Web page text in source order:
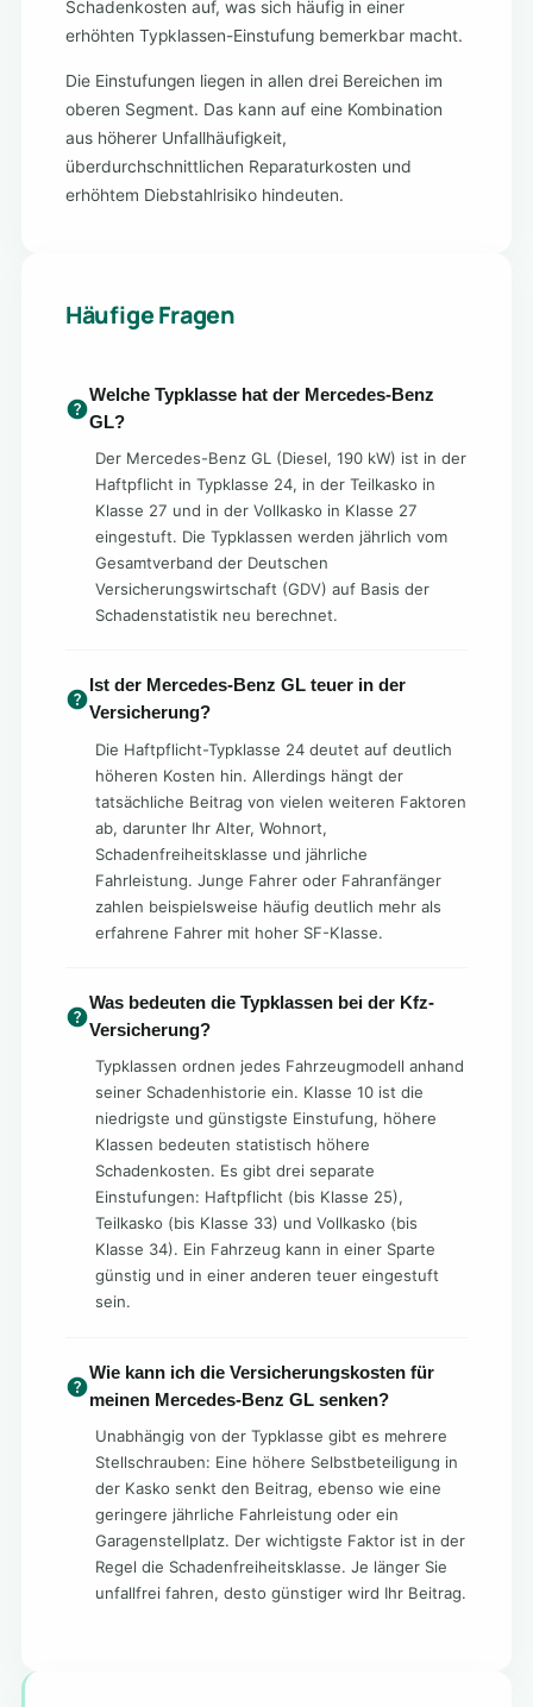
Schadenkosten auf, was sich häufig in einer
erhöhten Typklassen-Einstufung bemerkbar macht.
Die Einstufungen liegen in allen drei Bereichen im
oberen Segment. Das kann auf eine Kombination
aus höherer Unfallhäufigkeit,
überdurchschnittlichen Reparaturkosten und
erhöhtem Diebstahlrisiko hindeuten.
Häufige Fragen
Welche Typklasse hat der Mercedes-Benz
GL?
Der Mercedes-Benz GL (Diesel, 190 kW) ist in der
Haftpflicht in Typklasse 24, in der Teilkasko in
Klasse 27 und in der Vollkasko in Klasse 27
eingestuft. Die Typklassen werden jährlich vom
Gesamtverband der Deutschen
Versicherungswirtschaft (GDV) auf Basis der
Schadenstatistik neu berechnet.
Ist der Mercedes-Benz GL teuer in der
Versicherung?
Die Haftpflicht-Typklasse 24 deutet auf deutlich
höheren Kosten hin. Allerdings hängt der
tatsächliche Beitrag von vielen weiteren Faktoren
ab, darunter Ihr Alter, Wohnort,
Schadenfreiheitsklasse und jährliche
Fahrleistung. Junge Fahrer oder Fahranfänger
zahlen beispielsweise häufig deutlich mehr als
erfahrene Fahrer mit hoher SF-Klasse.
Was bedeuten die Typklassen bei der Kfz-
Versicherung?
Typklassen ordnen jedes Fahrzeugmodell anhand
seiner Schadenhistorie ein. Klasse 10 ist die
niedrigste und günstigste Einstufung, höhere
Klassen bedeuten statistisch höhere
Schadenkosten. Es gibt drei separate
Einstufungen: Haftpflicht (bis Klasse 25),
Teilkasko (bis Klasse 33) und Vollkasko (bis
Klasse 34). Ein Fahrzeug kann in einer Sparte
günstig und in einer anderen teuer eingestuft
sein.
Wie kann ich die Versicherungskosten für
meinen Mercedes-Benz GL senken?
Unabhängig von der Typklasse gibt es mehrere
Stellschrauben: Eine höhere Selbstbeteiligung in
der Kasko senkt den Beitrag, ebenso wie eine
geringere jährliche Fahrleistung oder ein
Garagenstellplatz. Der wichtigste Faktor ist in der
Regel die Schadenfreiheitsklasse. Je länger Sie
unfallfrei fahren, desto günstiger wird Ihr Beitrag.